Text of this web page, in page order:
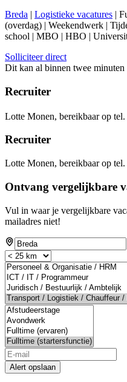
Breda | Logistieke vacatures |
(overdag) | Weekendwerk |
school | MBO | HBO |
Solliciteer direct
Dit kan al binnen twee minuten
Recruiter
Lotte Monen, bereikbaar op tel.
Recruiter
Lotte Monen, bereikbaar op tel.
Ontvang vergelijkbare
Vul in waar je vergelijkbare
mailadres niet!
Alert opslaan